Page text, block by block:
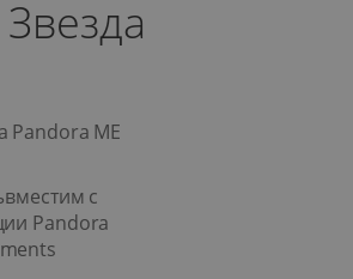
Pandora ME
с
Pandora